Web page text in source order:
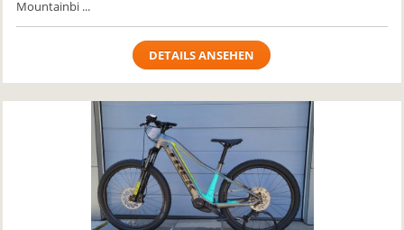
Mountainbi ...
DETAILS ANSEHEN